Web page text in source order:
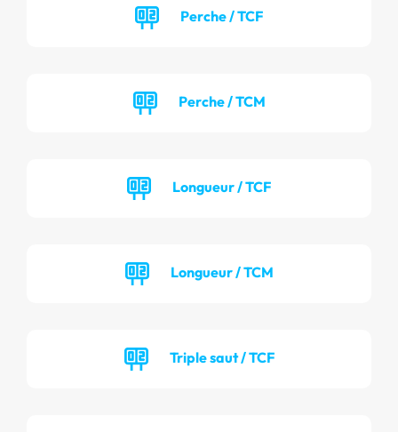
Perche / TCF
Perche / TCM
Longueur / TCF
Longueur / TCM
Triple saut / TCF